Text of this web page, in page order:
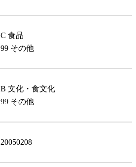
C 食品
99 その他
B 文化・食文化
99 その他
20050208